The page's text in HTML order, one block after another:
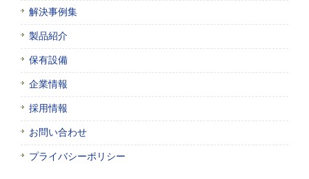
解決事例集
製品紹介
保有設備
企業情報
採用情報
お問い合わせ
プライバシーポリシー